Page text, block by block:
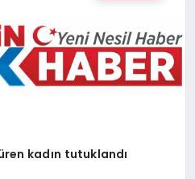
kadın tutuklandı